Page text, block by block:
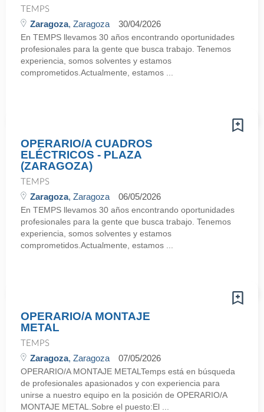
TEMPS
Zaragoza, Zaragoza 30/04/2026
En TEMPS llevamos 30 años encontrando oportunidades
profesionales para la gente que busca trabajo. Tenemos
experiencia, somos solventes y estamos
comprometidos.Actualmente, estamos ...
OPERARIO/A CUADROS
ELÉCTRICOS - PLAZA
(ZARAGOZA)
TEMPS
Zaragoza, Zaragoza 06/05/2026
En TEMPS llevamos 30 años encontrando oportunidades
profesionales para la gente que busca trabajo. Tenemos
experiencia, somos solventes y estamos
comprometidos.Actualmente, estamos ...
OPERARIO/A MONTAJE
METAL
TEMPS
Zaragoza, Zaragoza 07/05/2026
OPERARIO/A MONTAJE METALTemps está en búsqueda
de profesionales apasionados y con experiencia para
unirse a nuestro equipo en la posición de OPERARIO/A
MONTAJE METAL.Sobre el puesto:El ...